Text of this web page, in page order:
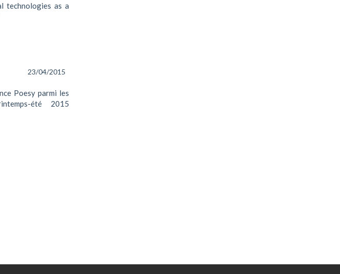
technologies as a
23/04/2015
Poesy parmi les
été 2015